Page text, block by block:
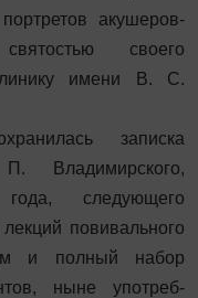
акушеров-
своего
имени В. С.
записка
Владимирского,
следующего
повивального
и полный набор
ныне употреб­